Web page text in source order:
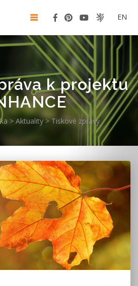
EN
k projektu
> Aktuality>Tiskové zprávy